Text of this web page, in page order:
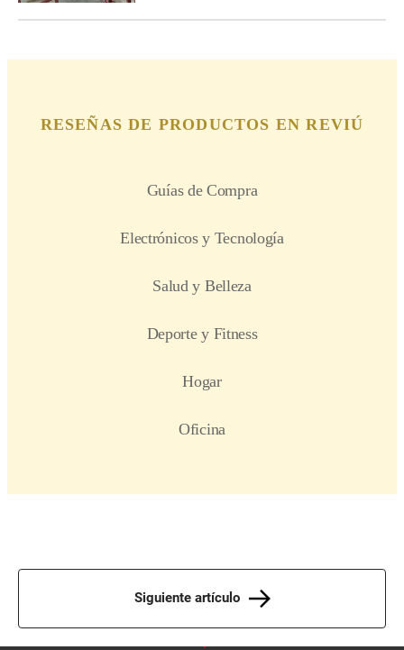
Siguiente artículo